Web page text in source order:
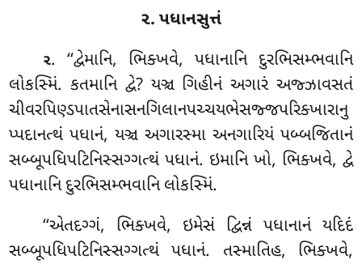
૨. પધાનસુત્તં
૨. ‘‘દ્વેમાનિ, ભિક્ખવે, પધાનાનિ દુરભિસમ્ભવાનિ
લોકસ્મિં. કતમાનિ દ્વે? યઞ્ચ ગિહીનં અગારં અજ્ઝાવસતં
ચીવરપિણ્ડપાતસેનાસનગિલાનપચ્ચયભેસજ્જપરિક્ખારાનુ
પ્પદાનત્થં પધાનં, યઞ્ચ અગારસ્મા અનગારિયં પબ્બજિતાનં
સબ્બૂપધિપટિનિસ્સગ્ગત્થં પધાનં. ઇમાનિ ખો, ભિક્ખવે, દ્વે
પધાનાનિ દુરભિસમ્ભવાનિ લોકસ્મિં.
‘‘એતદગ્ગં, ભિક્ખવે, ઇમેસં દ્વિન્નં પધાનાનં યદિદં
સબ્બૂપધિપટિનિસ્સગ્ગત્થં પધાનં. તસ્માતિહ, ભિક્ખવે,